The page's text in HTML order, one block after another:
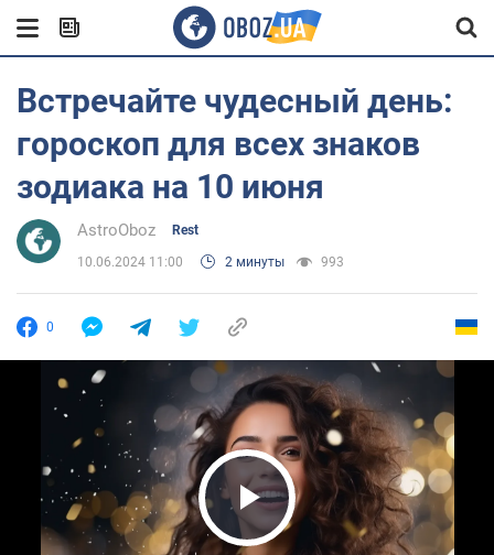
Встречайте чудесный день:
гороскоп для всех знаков
зодиака на 10 июня
AstroOboz Rest
10.06.2024 11:00 2 минуты 993
0
Play Video